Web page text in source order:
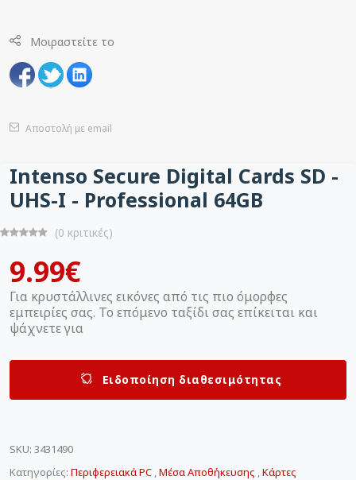
Μοιραστείτε το
Αποστολή με email
Intenso Secure Digital Cards SD -
UHS-I - Professional 64GB
(0 κριτικές)
9.99€
Για κρυστάλλινες εικόνες από τις πιο όμορφες
εμπειρίες σας. Το επόμενο ταξίδι σας επίκειται και
ψάχνετε για
Ειδοποίηση διαθεσιμότητας
SKU: 3431490
Κατηγορίες: Περιφερειακά PC ,Μέσα Αποθήκευσης ,Κάρτες